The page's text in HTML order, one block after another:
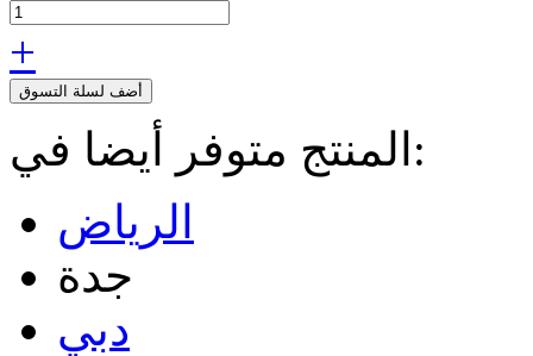
+
أضف لسلة التسوق
المنتج متوفر أيضا في:
الرياض
جدة
دبي